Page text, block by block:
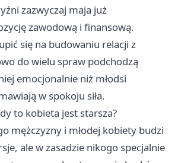
zazwyczaj maja już
zawodową i finansową.
się na budowaniu relacji z
do wielu spraw podchodzą
emocjonalnie niż młodsi
w spokoju siła.
to kobieta jest starsza?
mężczyzny i młodej kobiety budzi
ale w zasadzie nikogo specjalnie